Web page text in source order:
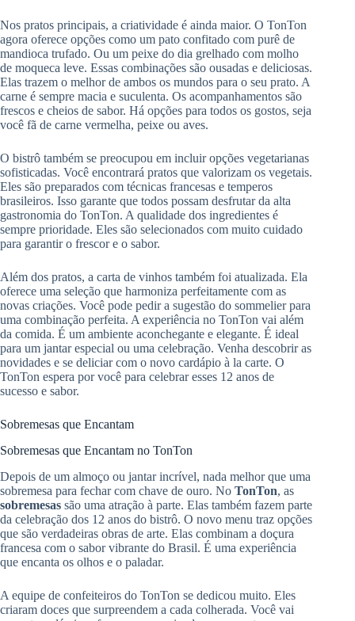
Nos pratos principais, a criatividade é ainda maior. O TonTon
agora oferece opções como um pato confitado com purê de
mandioca trufado. Ou um peixe do dia grelhado com molho
de moqueca leve. Essas combinações são ousadas e deliciosas.
Elas trazem o melhor de ambos os mundos para o seu prato. A
carne é sempre macia e suculenta. Os acompanhamentos são
frescos e cheios de sabor. Há opções para todos os gostos, seja
você fã de carne vermelha, peixe ou aves.
O bistrô também se preocupou em incluir opções vegetarianas
sofisticadas. Você encontrará pratos que valorizam os vegetais.
Eles são preparados com técnicas francesas e temperos
brasileiros. Isso garante que todos possam desfrutar da alta
gastronomia do TonTon. A qualidade dos ingredientes é
sempre prioridade. Eles são selecionados com muito cuidado
para garantir o frescor e o sabor.
Além dos pratos, a carta de vinhos também foi atualizada. Ela
oferece uma seleção que harmoniza perfeitamente com as
novas criações. Você pode pedir a sugestão do sommelier para
uma combinação perfeita. A experiência no TonTon vai além
da comida. É um ambiente aconchegante e elegante. É ideal
para um jantar especial ou uma celebração. Venha descobrir as
novidades e se deliciar com o novo cardápio à la carte. O
TonTon espera por você para celebrar esses 12 anos de
sucesso e sabor.
Sobremesas que Encantam
Sobremesas que Encantam no TonTon
Depois de um almoço ou jantar incrível, nada melhor que uma
sobremesa para fechar com chave de ouro. No TonTon, as
sobremesas são uma atração à parte. Elas também fazem parte
da celebração dos 12 anos do bistrô. O novo menu traz opções
que são verdadeiras obras de arte. Elas combinam a doçura
francesa com o sabor vibrante do Brasil. É uma experiência
que encanta os olhos e o paladar.
A equipe de confeiteiros do TonTon se dedicou muito. Eles
criaram doces que surpreendem a cada colherada. Você vai